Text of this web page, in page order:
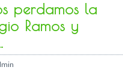
perdamos la
Ramos y